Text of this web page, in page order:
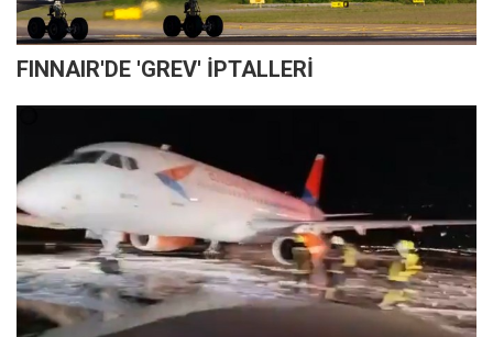
FINNAIR'DE 'GREV' İPTALLERİ